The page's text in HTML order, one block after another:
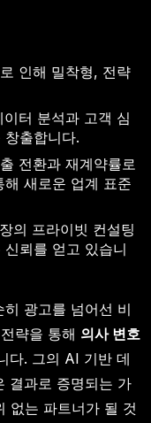
인해 밀착형, 전략
터 분석과 고객 심
출합니다.
전환과 재계약률로
새로운 업계 표준
의 프라이빗 컨설팅
뢰를 얻고 있습니
히 광고를 넘어선 비
략을 통해 의사 변호
다. 그의 AI 기반 데
결과로 증명되는 가
없는 파트너가 될 것